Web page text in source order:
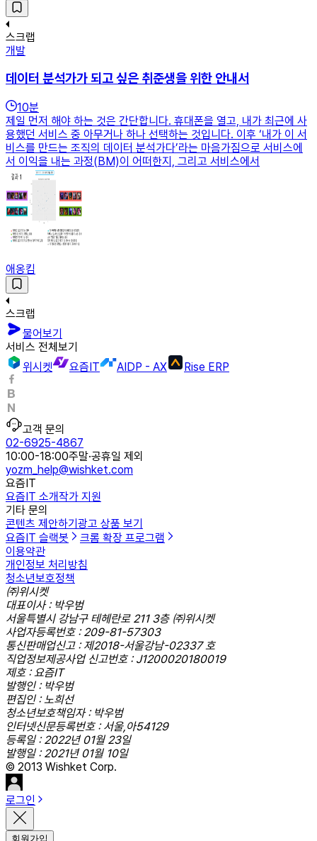
스크랩
개발
데이터 분석가가 되고 싶은 취준생을 위한 안내서
10분
제일 먼저 해야 하는 것은 간단합니다. 휴대폰을 열고, 내가 최근에 사
용했던 서비스 중 아무거나 하나 선택하는 것입니다. 이후 ‘내가 이 서
비스를 만드는 조직의 데이터 분석가다’라는 마음가짐으로 서비스에
서 이익을 내는 과정(BM)이 어떠한지, 그리고 서비스에서
애옹킴
스크랩
물어보기
서비스 전체보기
위시켓
요즘IT AIDP - AX Rise ERP
고객 문의
02-6925-4867
10:00-18:00주말·공휴일 제외
yozm_help@wishket.com
요즘IT
요즘IT 소개작가 지원
기타 문의
콘텐츠 제안하기 광고 상품 보기
요즘IT 슬랙봇
크롬 확장 프로그램
이용약관
개인정보 처리방침
청소년보호정책
㈜위시켓
대표이사 : 박우범
서울특별시 강남구 테헤란로 211 3층 ㈜위시켓
사업자등록번호 : 209-81-57303
통신판매업신고 : 제2018-서울강남-02337 호
직업정보제공사업 신고번호 : J1200020180019
제호 : 요즘IT
발행인 : 박우범
편집인 : 노희선
청소년보호책임자 : 박우범
인터넷신문등록번호 : 서울,아54129
등록일 : 2022년 01월 23일
발행일 : 2021년 01월 10일
© 2013 Wishket Corp.
로그인
회원가입